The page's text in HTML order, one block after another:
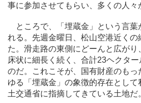
事に参加させてもらい、多くの人々
ところで、「埋蔵金」という言葉
れる。先週金曜日、松山空港近くの
た。滑走路の東側にどーんと広が
床状に細長く続く、合計23ヘクタ
のだ。これこそが、国有財産のもっ
ゆる「埋蔵金」の象徴的存在として
土交通省に指摘してきている土地だ。